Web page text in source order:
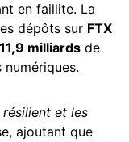
en faillite. La
dépôts sur FTX
11,9 milliards de
résilient et les
ajoutant que